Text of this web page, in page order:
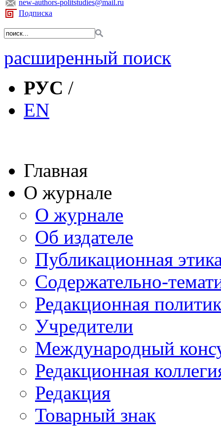
new-authors-politstudies@mail.ru
Подписка
расширенный поиск
РУС /
EN
Главная
О журнале
О журнале
Об издателе
Публикационная
Содержательно-
Редакционная
Учредители
Международный
Редакционная
Редакция
Товарный знак